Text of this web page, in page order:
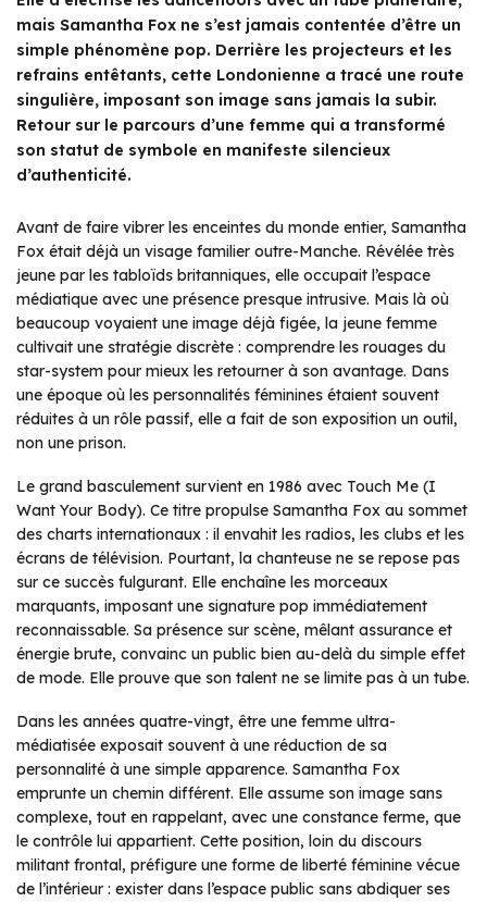
mais Samantha Fox ne s’est jamais contentée d’être un
simple phénomène pop. Derrière les projecteurs et les
refrains entêtants, cette Londonienne a tracé une route
singulière, imposant son image sans jamais la subir.
Retour sur le parcours d’une femme qui a transformé
son statut de symbole en manifeste silencieux
d’authenticité.
Avant de faire vibrer les enceintes du monde entier, Samantha
Fox était déjà un visage familier outre-Manche. Révélée très
jeune par les tabloïds britanniques, elle occupait l’espace
médiatique avec une présence presque intrusive. Mais là où
beaucoup voyaient une image déjà figée, la jeune femme
cultivait une stratégie discrète : comprendre les rouages du
star-system pour mieux les retourner à son avantage. Dans
une époque où les personnalités féminines étaient souvent
réduites à un rôle passif, elle a fait de son exposition un outil,
non une prison.
Le grand basculement survient en 1986 avec Touch Me (I
Want Your Body). Ce titre propulse Samantha Fox au sommet
des charts internationaux : il envahit les radios, les clubs et les
écrans de télévision. Pourtant, la chanteuse ne se repose pas
sur ce succès fulgurant. Elle enchaîne les morceaux
marquants, imposant une signature pop immédiatement
reconnaissable. Sa présence sur scène, mêlant assurance et
énergie brute, convainc un public bien au-delà du simple effet
de mode. Elle prouve que son talent ne se limite pas à un tube.
Dans les années quatre-vingt, être une femme ultra-
médiatisée exposait souvent à une réduction de sa
personnalité à une simple apparence. Samantha Fox
emprunte un chemin différent. Elle assume son image sans
complexe, tout en rappelant, avec une constance ferme, que
le contrôle lui appartient. Cette position, loin du discours
militant frontal, préfigure une forme de liberté féminine vécue
de l’intérieur : exister dans l’espace public sans abdiquer ses